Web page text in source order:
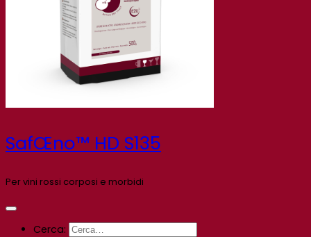
SafŒno™ HD S135
Per vini rossi corposi e morbidi
Cerca: